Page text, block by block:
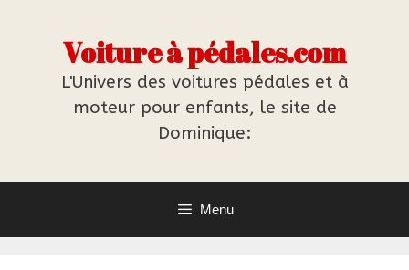
Voiture à pédales.com
L'Univers des voitures pédales et à
moteur pour enfants, le site de
Dominique:
Menu